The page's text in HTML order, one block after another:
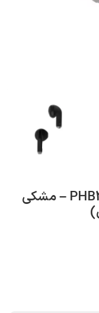
ایرپاد TWS ProOne مدل PHB3212 – مشکی